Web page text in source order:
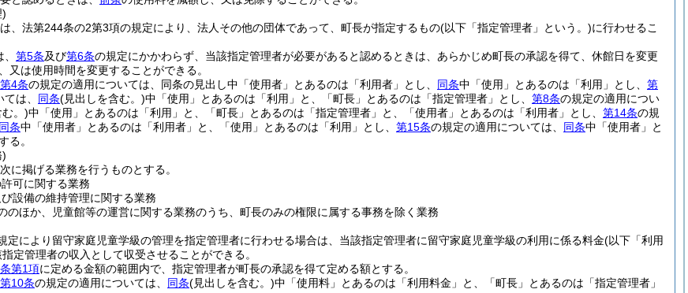
)
、法第244条の2第3項の規定により、法人その他の団体であって、町長が指定するもの(以下「指定管理者」という。)に行わせるこ
第5条及び第6条の規定にかかわらず、当該指定管理者が必要があると認めるときは、あらかじめ町長の承認を得て、休館日を変更
又は使用時間を変更することができる。
第4条の規定の適用については、同条の見出し中「使用者」とあるのは「利用者」とし、 同条中「使用」とあるのは「利用」とし、 第
は、 同条(見出しを含む。)中「使用」とあるのは「利用」と、「町長」とあるのは「指定管理者」とし、 第8条の規定の適用につい
。)中「使用」とあるのは「利用」と、「町長」とあるのは「指定管理者」と、「使用者」とあるのは「利用者」とし、 第14条の規
同条中「使用者」とあるのは「利用者」と、「使用」とあるのは「利用」とし、 第15条の規定の適用については、 同条中「使用者」と
る。
)
に掲げる業務を行うものとする。
可に関する業務
設備の維持管理に関する業務
のほか、児童館等の運営に関する業務のうち、町長のみの権限に属する事務を除く業務
定により留守家庭児童学級の管理を指定管理者に行わせる場合は、当該指定管理者に留守家庭児童学級の利用に係る料金(以下「利用
定管理者の収入として収受させることができる。
第1項に定める金額の範囲内で、指定管理者が町長の承認を得て定める額とする。
第10条の規定の適用については、 同条(見出しを含む。)中「使用料」とあるのは「利用料金」と、「町長」とあるのは「指定管理者」